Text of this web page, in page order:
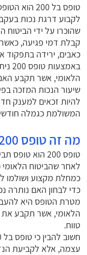
טופס בל
לקבוע דרגת נכות
שהוכרו על ידי
קבלת דמי פגיעה, כאשר
כאבים, ירידה בתפקוד
הלאומי, אשר תקבע
שיעור הנכות המזכה
להיות זכאים למענק
המשולמת כגמלה
מה זה טופס 200?
טופס 200 הוא טופס תביעה לקביעת דרגת נכות לנפגע עבודה.
לאחר שהביטוח
כמחלת מקצוע ושולמו
כדי לבחון האם נותרה
מטרת הטופס היא
הלאומי, אשר תקבע את
טווח.
עצמה, אלא לקביעת